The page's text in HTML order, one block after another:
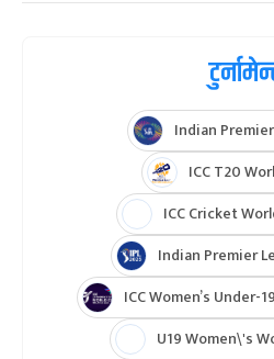
Indian
ICC T20
ICC Cricket
Indian Premier
ICC Women’s Under-
U19 Women\'s